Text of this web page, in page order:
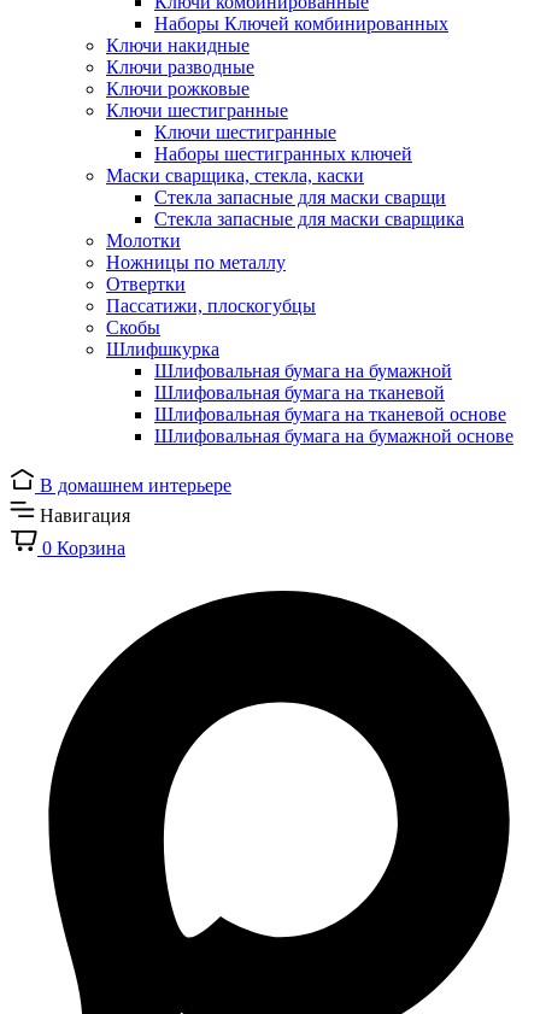
Наборы Ключей комбинированных
Ключи накидные
Ключи разводные
Ключи рожковые
Ключи шестигранные
Ключи шестигранные
Наборы шестигранных ключей
Маски сварщика, стекла, каски
Стекла запасные для маски сварщи
Стекла запасные для маски сварщика
Молотки
Ножницы по металлу
Отвертки
Пассатижи, плоскогубцы
Скобы
Шлифшкурка
Шлифовальная бумага на бумажной
Шлифовальная бумага на тканевой
Шлифовальная бумага на тканевой основе
Шлифовальная бумага на бумажной основе
В домашнем интерьере
Навигация
0 Корзина